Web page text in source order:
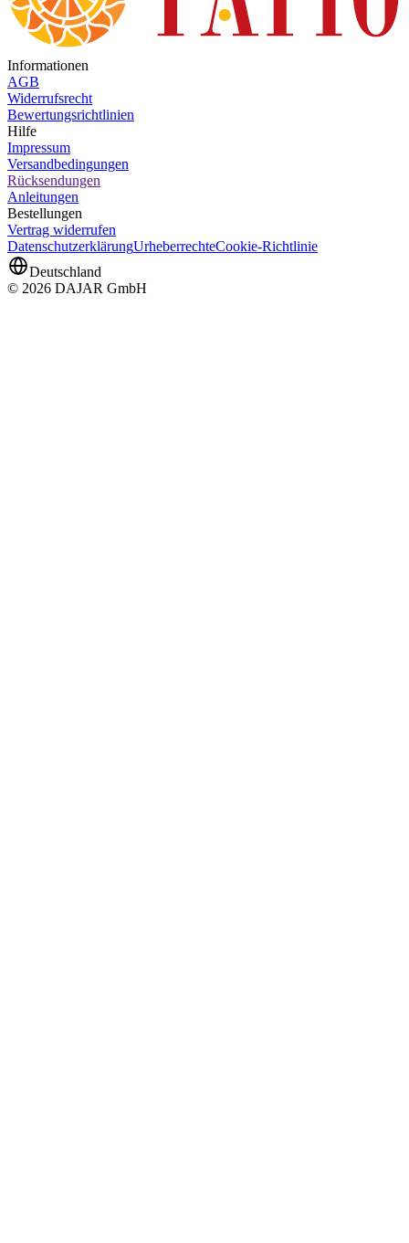
Informationen
AGB
Widerrufsrecht
Bewertungsrichtlinien
Hilfe
Impressum
Versandbedingungen
Rücksendungen
Anleitungen
Bestellungen
Vertrag widerrufen
DatenschutzerklärungUrheberrechteCookie-Richtlinie
Deutschland
© 2026 DAJAR GmbH